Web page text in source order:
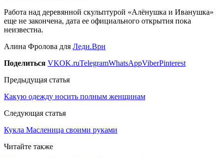
Работа над деревянной скульптурой «Алёнушка и Иванушка»
еще не закончена, дата ее официального открытия пока
неизвестна.
Алина Фролова для Леди.Врн
Поделиться VKOK.ruTelegramWhatsAppViberPinterest
Предыдущая статья
Какую одежду носить полным женщинам
Следующая статья
Кукла Масленица своими руками
Читайте также